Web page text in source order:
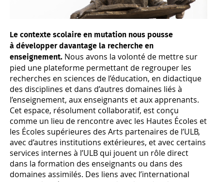
Le contexte scolaire en mutation nous pousse
à développer davantage la recherche en
enseignement. Nous avons la volonté de mettre sur
pied une plateforme permettant de regrouper les
recherches en sciences de l’éducation, en didactique
des disciplines et dans d’autres domaines liés à
l’enseignement, aux enseignants et aux apprenants.
Cet espace, résolument collaboratif, est conçu
comme un lieu de rencontre avec les Hautes Écoles et
les Écoles supérieures des Arts partenaires de l’ULB,
avec d’autres institutions extérieures, et avec certains
services internes à l’ULB qui jouent un rôle direct
dans la formation des enseignants ou dans des
domaines assimilés. Des liens avec l’international